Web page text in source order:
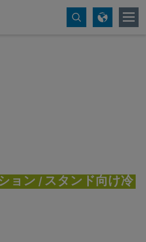
ョン / スタンド向け冷